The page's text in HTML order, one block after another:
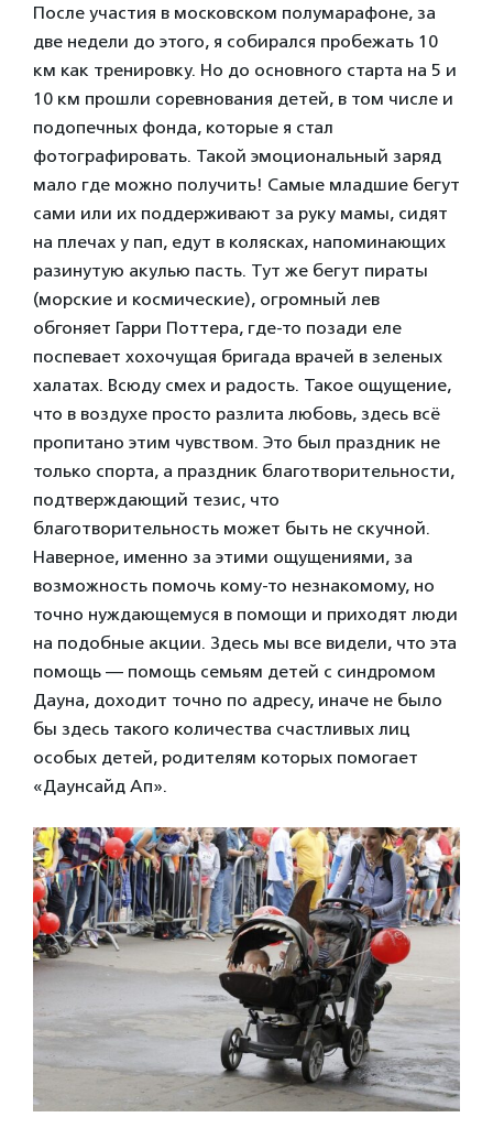
После участия в московском полумарафоне, за
две недели до этого, я собирался пробежать 10
км как тренировку. Но до основного старта на 5 и
10 км прошли соревнования детей, в том числе и
подопечных фонда, которые я стал
фотографировать. Такой эмоциональный заряд
мало где можно получить! Самые младшие бегут
сами или их поддерживают за руку мамы, сидят
на плечах у пап, едут в колясках, напоминающих
разинутую акулью пасть. Тут же бегут пираты
(морские и космические), огромный лев
обгоняет Гарри Поттера, где-то позади еле
поспевает хохочущая бригада врачей в зеленых
халатах. Всюду смех и радость. Такое ощущение,
что в воздухе просто разлита любовь, здесь всё
пропитано этим чувством. Это был праздник не
только спорта, а праздник благотворительности,
подтверждающий тезис, что
благотворительность может быть не скучной.
Наверное, именно за этими ощущениями, за
возможность помочь кому-то незнакомому, но
точно нуждающемуся в помощи и приходят люди
на подобные акции. Здесь мы все видели, что эта
помощь — помощь семьям детей с синдромом
Дауна, доходит точно по адресу, иначе не было
бы здесь такого количества счастливых лиц
особых детей, родителям которых помогает
«Даунсайд Ап».